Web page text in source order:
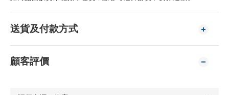
送貨及付款方式
顧客評價